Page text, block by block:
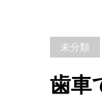
未分類
歯車